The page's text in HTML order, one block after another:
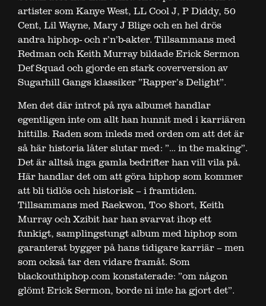
artister som Kanye West, LL Cool J, P Diddy, 50
Cent, Lil Wayne, Mary J Blige och en hel drös
andra hiphop- och r’n’b-akter. Tillsammans med
Redman och Keith Murray bildade Erick Sermon
Def Squad och gjorde en stark coverversion av
Sugarhill Gangs klassiker ”Rapper’s Delight”.
Men det där introt på nya albumet handlar
egentligen inte om allt han hunnit med i karriären
hittills. Raden som inleds med orden om att det är
så här historia låter slutar med: ”… in the making”.
Det är alltså inga gamla bedrifter han vill vila på.
Här handlar det om att göra hiphop som kommer
att bli tidlös och historisk – i framtiden.
Tillsammans med Raekwon, Too $hort, Keith
Murray och Xzibit har han svarvat ihop ett
funkigt, samplingstungt album med hiphop som
garanterat bygger på hans tidigare karriär – men
som också tar den vidare framåt. Som
blackouthiphop.com konstaterade: ”om någon
glömt Erick Sermon, borde ni inte ha gjort det”.